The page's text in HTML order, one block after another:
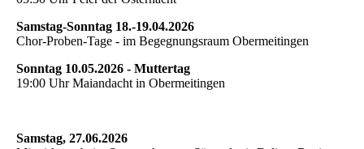
Samstag-Sonntag 18.-19.04.2026
Chor-Proben-Tage - im Begegnungsraum Obermeitingen
Sonntag 10.05.2026 - Muttertag
19:00 Uhr Maiandacht in Obermeitingen
Samstag, 27.06.2026